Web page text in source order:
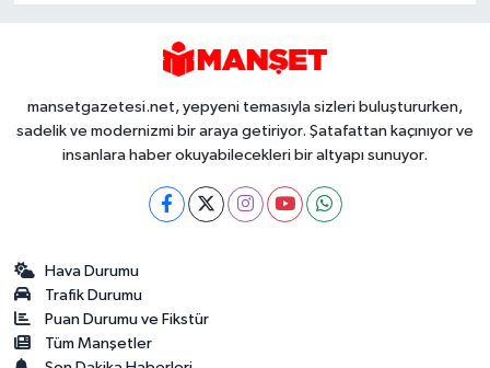
mansetgazetesi.net, yepyeni temasıyla sizleri buluştururken,
sadelik ve modernizmi bir araya getiriyor. Şatafattan kaçınıyor ve
insanlara haber okuyabilecekleri bir altyapı sunuyor.
Hava Durumu
Trafik Durumu
Puan Durumu ve Fikstür
Tüm Manşetler